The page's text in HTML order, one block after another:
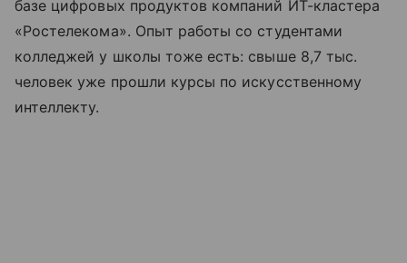
базе цифровых продуктов компаний ИТ-кластера
«Ростелекома». Опыт работы со студентами
колледжей у школы тоже есть: свыше 8,7 тыс.
человек уже прошли курсы по искусственному
интеллекту.